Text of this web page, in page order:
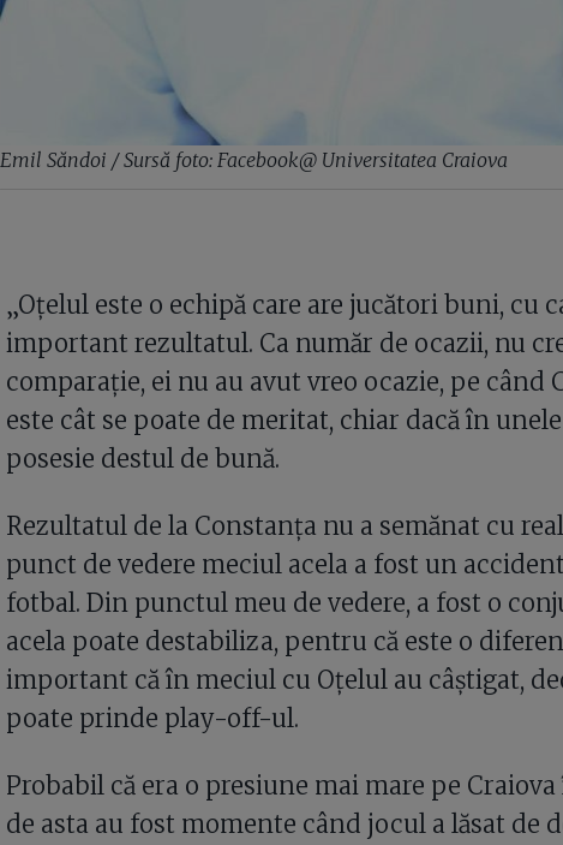
Emil Săndoi / Sursă foto: Facebook@ Universitatea Craiova
„Oțelul este o echipă care are jucători buni, cu
important rezultatul. Ca număr de ocazii, nu
comparație, ei nu au avut vreo ocazie, pe când
este cât se poate de meritat, chiar dacă în
posesie destul de bună.
Rezultatul de la Constanța nu a semănat cu
punct de vedere meciul acela a fost un
fotbal. Din punctul meu de vedere, a fost o
acela poate destabiliza, pentru că este o
important că în meciul cu Oțelul au câștigat,
poate prinde play-off-ul.
Probabil că era o presiune mai mare pe
de asta au fost momente când jocul a lăsat de